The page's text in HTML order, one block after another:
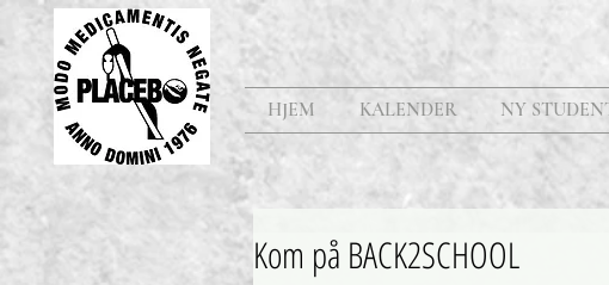
HJEM KALENDER NY
Kom på BACK2SCHOOL